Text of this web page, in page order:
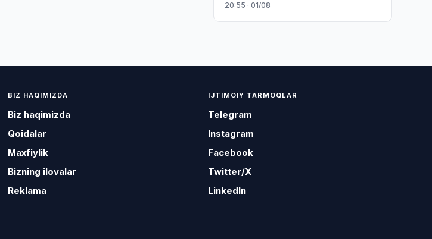
20:55 · 01/08
BIZ HAQIMIZDA
Biz haqimizda
Qoidalar
Maxfiylik
Bizning ilovalar
Reklama
IJTIMOIY TARMOQLAR
Telegram
Instagram
Facebook
Twitter/X
LinkedIn